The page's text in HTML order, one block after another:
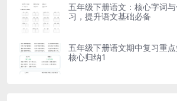
五年级下册语文：核心字词
习，提升语文基础必备
五年级下册语文期中复习重
核心归纳1